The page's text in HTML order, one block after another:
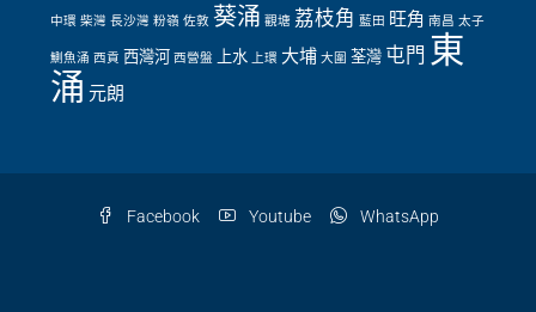
中環 柴灣 長沙灣 粉嶺 佐敦 葵涌 觀塘 荔枝角 藍田 旺角 南昌 太子
鰂魚涌 西貢 西灣河 西營盤 上水 上環 大埔 大圍 荃灣 屯門 東
涌 元朗
Facebook Youtube WhatsApp